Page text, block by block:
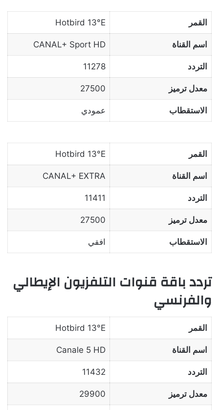
القمر Hotbird 13°E
اسم القناة CANAL+ Sport HD
التردد 11278
معدل ترميز 27500
الاستقطاب عمودي
القمر Hotbird 13°E
اسم القناة CANAL+ EXTRA
التردد 11411
معدل ترميز 27500
الاستقطاب افقي
تردد باقة قنوات التلفزيون الإيطالي
والفرنسي
القمر Hotbird 13°E
اسم القناة Canale 5 HD
التردد 11432
معدل ترميز 29900